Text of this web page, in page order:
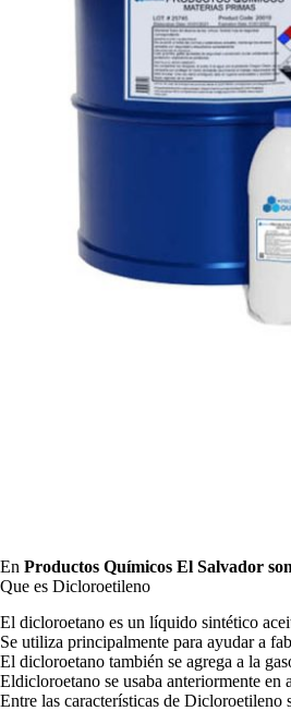
En Productos Químicos El Salvador
Que es Dicloroetileno
El dicloroetano es un líquido sintético
Se utiliza principalmente para ayudar a
El dicloroetano también se agrega a la
Eldicloroetano se usaba anteriormente
Entre las características de Dicloroetileno